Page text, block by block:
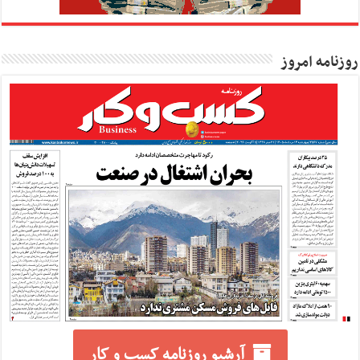
روزنامه امروز